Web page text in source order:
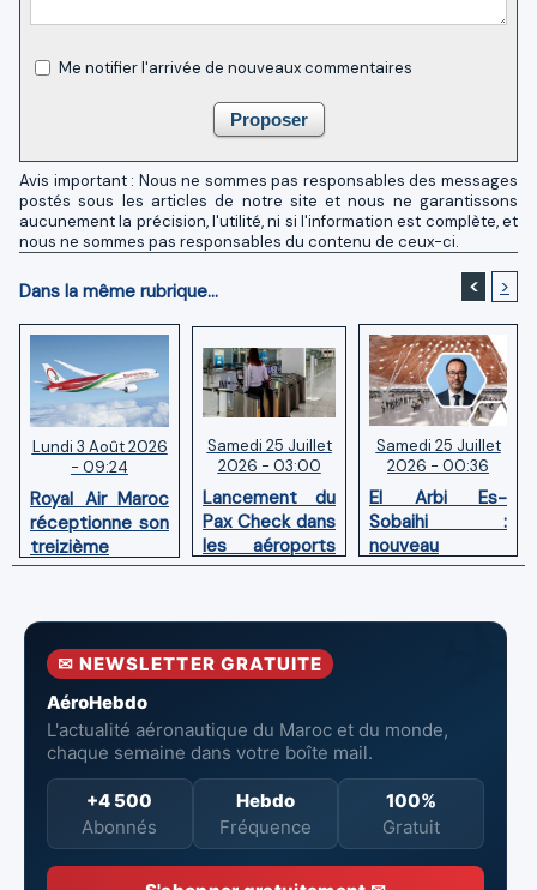
Me notifier l'arrivée de nouveaux commentaires
Avis important : Nous ne sommes pas responsables des messages
postés sous les articles de notre site et nous ne garantissons
aucunement la précision, l'utilité, ni si l'information est complète, et
nous ne sommes pas responsables du contenu de ceux-ci.
Dans la même rubrique... < >
Lundi 3 Août 2026
- 09:24
Royal Air Maroc
réceptionne son
treizième
Boeing 787
Samedi 25 Juillet
2026 - 03:00
Lancement du
Pax Check dans
les aéroports
du Maroc
Samedi 25 Juillet
2026 - 00:36
El Arbi Es-
Sobaihi :
nouveau
directeur à la
l’Aéroport
Mohammed V
✉ NEWSLETTER GRATUITE
AéroHebdo
L'actualité aéronautique du Maroc et du monde,
chaque semaine dans votre boîte mail.
+4 500
Abonnés
Hebdo
Fréquence
100%
Gratuit